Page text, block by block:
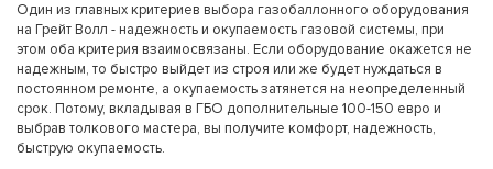
Один из главных критериев выбора газобаллонного оборудования
на Грейт Волл - надежность и окупаемость газовой системы, при
этом оба критерия взаимосвязаны. Если оборудование окажется не
надежным, то быстро выйдет из строя или же будет нуждаться в
постоянном ремонте, а окупаемость затянется на неопределенный
срок. Потому, вкладывая в ГБО дополнительные 100-150 евро и
выбрав толкового мастера, вы получите комфорт, надежность,
быструю окупаемость.